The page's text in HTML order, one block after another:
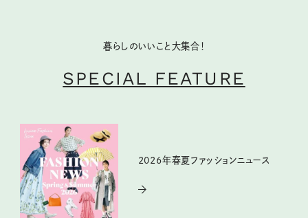
暮らしのいいこと大集合！
SPECIAL FEATURE
2026年春夏ファッションニュース